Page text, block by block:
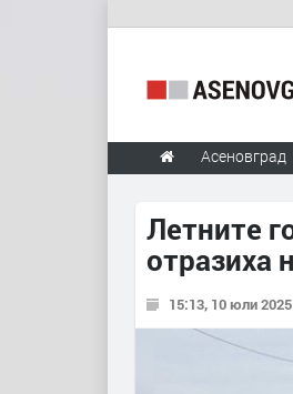
Асеновград
Летните
отразиха
15:13, 10 юли 2025